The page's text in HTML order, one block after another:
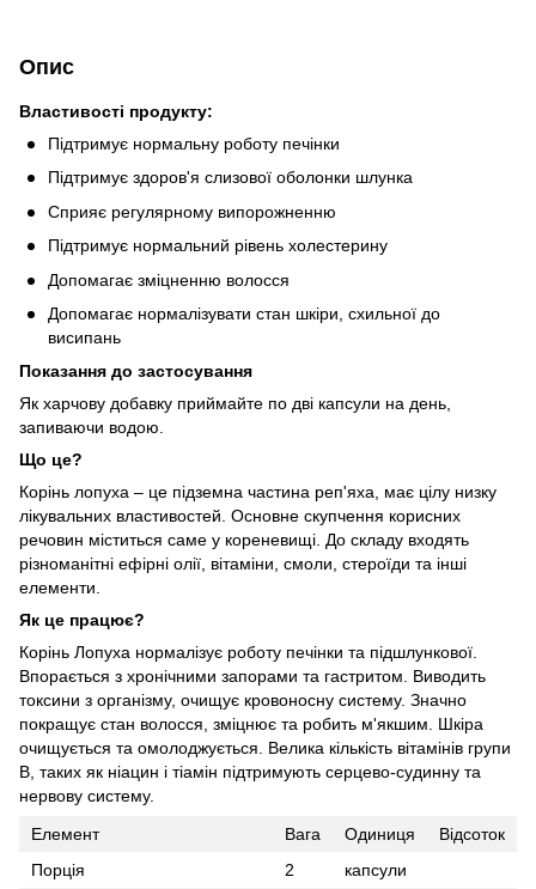
Опис
Властивості продукту:
Підтримує нормальну роботу печінки
Підтримує здоров'я слизової оболонки шлунка
Сприяє регулярному випорожненню
Підтримує нормальний рівень холестерину
Допомагає зміцненню волосся
Допомагає нормалізувати стан шкіри, схильної до
висипань
Показання до застосування
Як харчову добавку приймайте по дві капсули на день,
запиваючи водою.
Що це?
Корінь лопуха – це підземна частина реп'яха, має цілу низку
лікувальних властивостей. Основне скупчення корисних
речовин міститься саме у кореневищі. До складу входять
різноманітні ефірні олії, вітаміни, смоли, стероїди та інші
елементи.
Як це працює?
Корінь Лопуха нормалізує роботу печінки та підшлункової.
Впорається з хронічними запорами та гастритом. Виводить
токсини з організму, очищує кровоносну систему. Значно
покращує стан волосся, зміцнює та робить м'якшим. Шкіра
очищується та омолоджується. Велика кількість вітамінів групи
В, таких як ніацин і тіамін підтримують серцево-судинну та
нервову систему.
Елемент
Вага Одиниця
Відсоток
Порція
2
капсули